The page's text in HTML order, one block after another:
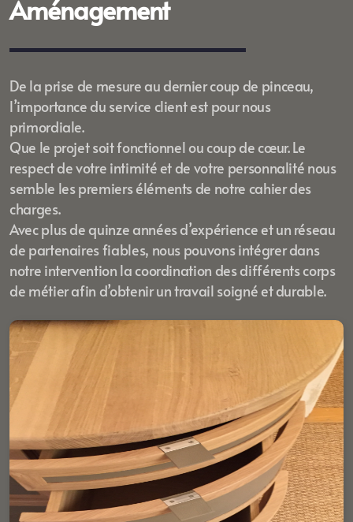
Aménagement
De la prise de mesure au dernier coup de pinceau,
l’importance du service client est pour nous
primordiale.
Que le projet soit fonctionnel ou coup de cœur. Le
respect de votre intimité et de votre personnalité nous
semble les premiers éléments de notre cahier des
charges.
Avec plus de quinze années d’expérience et un réseau
de partenaires fiables, nous pouvons intégrer dans
notre intervention la coordination des différents corps
de métier afin d’obtenir un travail soigné et durable.